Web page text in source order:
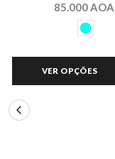
85.000 AOA
VER OPÇÕES